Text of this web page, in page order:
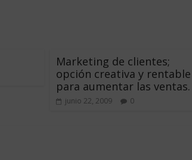
Marketing de clientes;
opción creativa y rentable
para aumentar las ventas.
junio 22, 2009 0